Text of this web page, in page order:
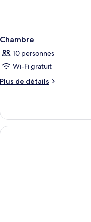
Chambre
10 personnes
Wi-Fi gratuit
Plus de détails
Plus
le
type
de